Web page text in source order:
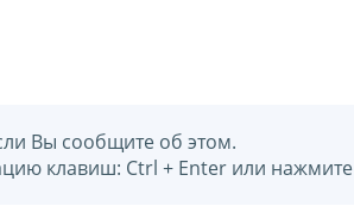
Вы сообщите об этом.
клавиш: Ctrl + Enter или нажмите